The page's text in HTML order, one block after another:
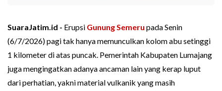
SuaraJatim.id - Erupsi Gunung Semeru pada Senin
(6/7/2026) pagi tak hanya memunculkan kolom abu setinggi
1 kilometer di atas puncak. Pemerintah Kabupaten Lumajang
juga mengingatkan adanya ancaman lain yang kerap luput
dari perhatian, yakni material vulkanik yang masih